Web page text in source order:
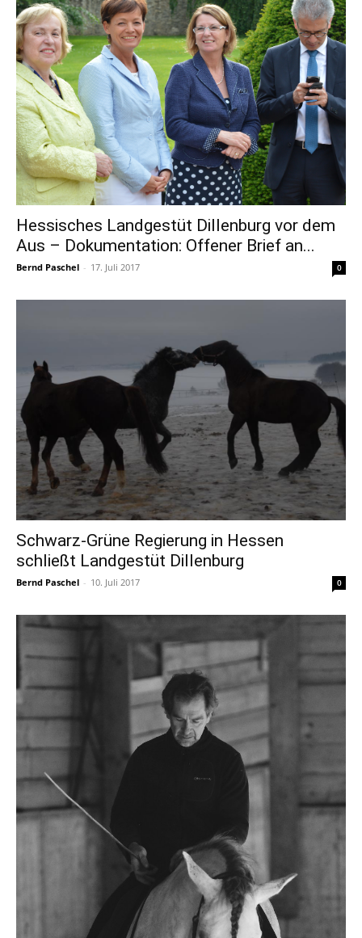
Hessisches Landgestüt Dillenburg vor dem
Aus – Dokumentation: Offener Brief an...
Bernd Paschel - 17. Juli 2017 0
Schwarz-Grüne Regierung in Hessen
schließt Landgestüt Dillenburg
Bernd Paschel - 10. Juli 2017 0